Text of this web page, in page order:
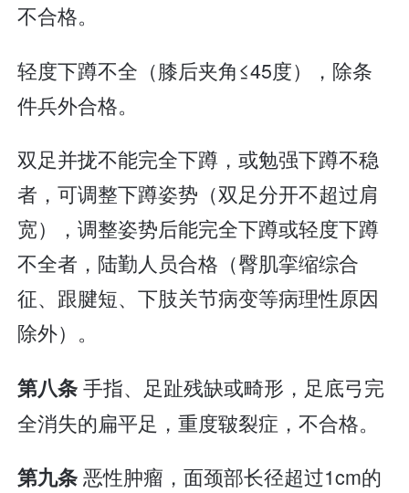
不合格。
轻度下蹲不全（膝后夹角≤45度），除条
件兵外合格。
双足并拢不能完全下蹲，或勉强下蹲不稳
者，可调整下蹲姿势（双足分开不超过肩
宽），调整姿势后能完全下蹲或轻度下蹲
不全者，陆勤人员合格（臀肌挛缩综合
征、跟腱短、下肢关节病变等病理性原因
除外）。
第八条手指、足趾残缺或畸形，足底弓完
全消失的扁平足，重度皲裂症，不合格。
第九条恶性肿瘤，面颈部长径超过1cm的